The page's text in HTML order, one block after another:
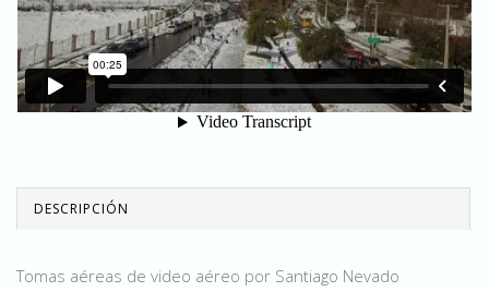
DESCRIPCIÓN
Tomas aéreas de video aéreo por Santiago Nevado